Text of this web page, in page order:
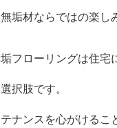
垢材ならではの楽し
フローリングは住宅
択肢です。
ナンスを心がけるこ